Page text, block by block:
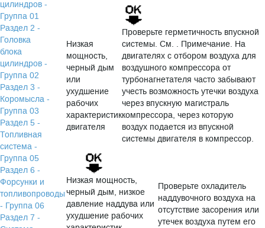
цилиндров -
Группа 01
Раздел 2 -
Головка
блока
цилиндров -
Группа 02
Раздел 3 -
Коромысла -
Группа 03
Раздел 5 -
Топливная
система -
Группа 05
Раздел 6 -
Форсунки и
топливопроводы
- Группа 06
Раздел 7 -
Низкая
мощность,
черный дым
или
ухудшение
рабочих
характеристик
двигателя
Проверьте герметичность впускной
системы. См. . Примечание. На
двигателях с отбором воздуха для
воздушного компрессора от
турбонагнетателя часто забывают
учесть возможность утечки воздуха
через впускную магистраль
компрессора, через которую
воздух подается из впускной
системы двигателя в компрессор.
Низкая мощность,
черный дым, низкое
давление наддува или
ухудшение рабочих
Проверьте охладитель
наддувочного воздуха на
отсутствие засорения или
утечек воздуха путем его